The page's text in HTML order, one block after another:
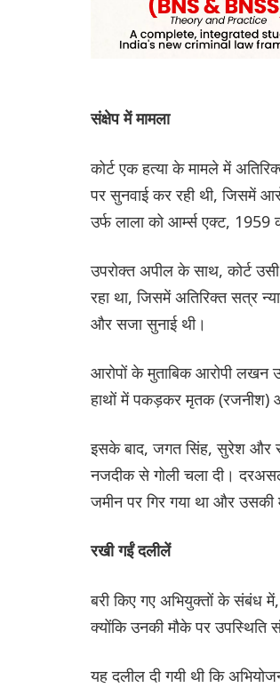
संक्षेप में मामला
कोर्ट एक हत्या के मामले में
पर सुनवाई कर रही थी, जिसमें
उर्फ लाला को आर्म्स एक्ट, 1959
उपरोक्त अपील के साथ, कोर्ट
रहा था, जिसमें अतिरिक्त सत्र
और सजा सुनाई थी।
आरोपों के मुताबिक आरोपी लखन
हाथों में पकड़कर मृतक (रजनीश)
इसके बाद, जगत सिंह, सुरेश और
नजदीक से गोली चला दी।
जमीन पर गिर गया था और उसकी
रखी गईं दलीलें
बरी किए गए अभियुक्तों के संबंध में,
क्योंकि उनकी मौके पर उपस्थिति
यह दलील दी गयी थी कि